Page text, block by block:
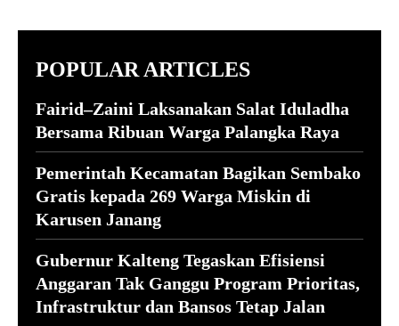
POPULAR ARTICLES
Fairid–Zaini Laksanakan Salat Iduladha
Bersama Ribuan Warga Palangka Raya
Pemerintah Kecamatan Bagikan Sembako
Gratis kepada 269 Warga Miskin di
Karusen Janang
Gubernur Kalteng Tegaskan Efisiensi
Anggaran Tak Ganggu Program Prioritas,
Infrastruktur dan Bansos Tetap Jalan